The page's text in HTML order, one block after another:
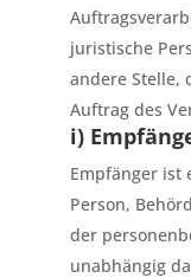
juristische
andere Stelle,
Auftrag des
i)
Empfänger ist
Person,
der
unabhängig